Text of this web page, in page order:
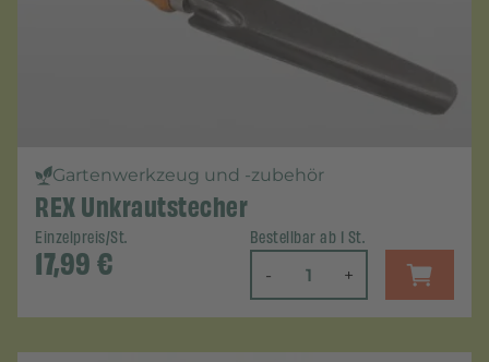
Gartenwerkzeug und -zubehör
REX Unkrautstecher
Einzelpreis/St.
17,99€
Bestellbar ab 1 St.
- +